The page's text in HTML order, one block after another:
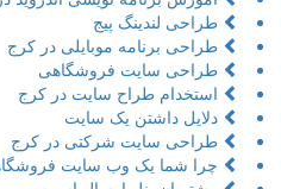
طراحی لندینگ پیج
طراحی برنامه موبایلی در کرج
طراحی سایت فروشگاهی
استخدام طراح سایت در کرج
دلایل داشتن یک سایت
طراحی سایت شرکتی در کرج
چرا شما یک وب سایت